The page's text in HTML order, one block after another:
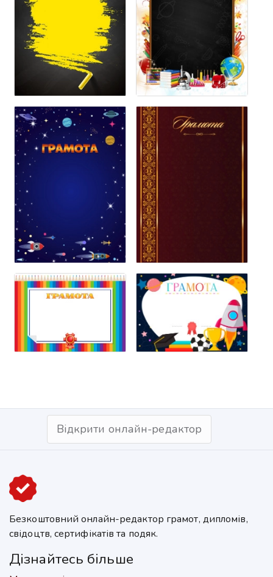
Відкрити онлайн-редактор
Безкоштовний онлайн-редактор грамот, дипломів,
свідоцтв, сертифікатів та подяк.
Дізнайтесь більше